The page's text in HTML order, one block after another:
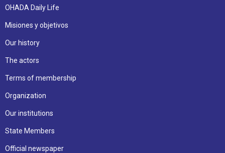
OHADA Daily Life
Misiones y objetivos
Our history
The actors
Terms of membership
Organization
Our institutions
State Members
Official newspaper